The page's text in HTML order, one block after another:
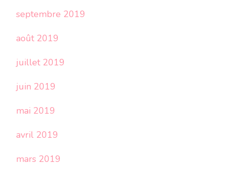
septembre 2019
août 2019
juillet 2019
juin 2019
mai 2019
avril 2019
mars 2019